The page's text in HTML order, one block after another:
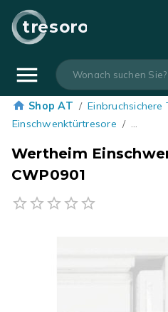
tresoro
Shop AT / Einbruchsichere
Einschwenktürtresore / …
Wertheim
CWP0901